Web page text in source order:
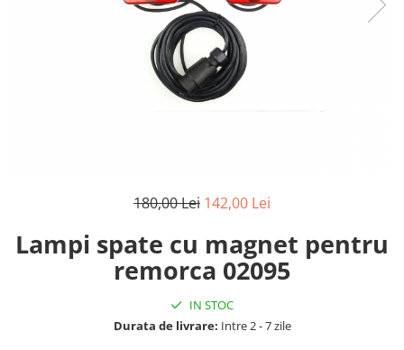
180,00 Lei 142,00 Lei
Lampi spate cu magnet pentru
remorca 02095
IN STOC
Durata de livrare: Intre 2 - 7 zile